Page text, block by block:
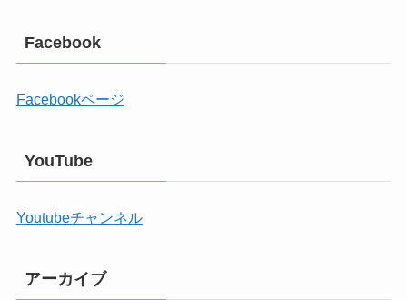
Facebook
Facebookページ
YouTube
Youtubeチャンネル
アーカイブ